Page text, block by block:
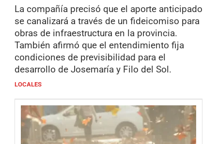
La compañía precisó que el aporte anticipado
se canalizará a través de un fideicomiso para
obras de infraestructura en la provincia.
También afirmó que el entendimiento fija
condiciones de previsibilidad para el
desarrollo de Josemaría y Filo del Sol.
LOCALES